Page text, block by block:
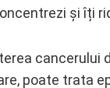
și îți
cancerului
poate trata